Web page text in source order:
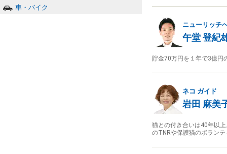
車・バイク
ニューリッチ
午堂 登紀
貯金70万円を１年で3億円
ネコ ガイド
岩田 麻美
猫との付き合いは40年以
のTNRや保護猫のボラン